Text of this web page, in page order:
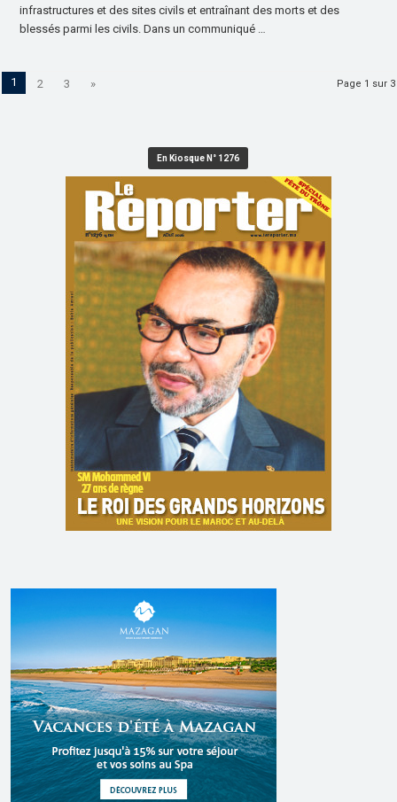
infrastructures et des sites civils et entraînant des morts et des
blessés parmi les civils. Dans un communiqué …
Page 1 sur 3
1 2 3 »
En Kiosque N° 1276